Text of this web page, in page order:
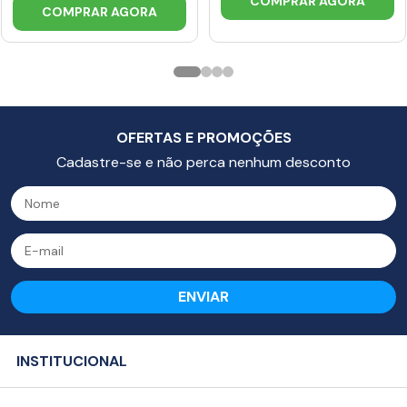
COMPRAR AGORA
OFERTAS E PROMOÇÕES
Cadastre-se e não perca nenhum desconto
ENVIAR
INSTITUCIONAL